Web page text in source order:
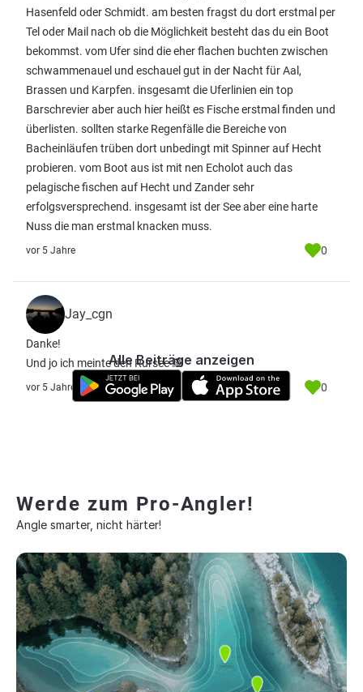
Hasenfeld oder Schmidt. am besten fragst du dort erstmal per
Tel oder Mail nach ob die Möglichkeit besteht das du ein Boot
bekommst. vom Ufer sind die eher flachen buchten zwischen
schwammenauel und eschauel gut in der Nacht für Aal,
Brassen und Karpfen. insgesamt die Uferlinien ein top
Barschrevier aber auch hier heißt es Fische erstmal finden und
überlisten. sollten starke Regenfälle die Bereiche von
Bacheinläufen trüben dort unbedingt mit Spinner auf Hecht
probieren. vom Boot aus ist mit nen Echolot auch das
pelagische fischen auf Hecht und Zander sehr
erfolgsversprechend. insgesamt ist der See aber eine harte
Nuss die man erstmal knacken muss.
vor 5 Jahre 0
Jay_cgn
Danke!
Und jo ich meinte den Rursee 🙈
vor 5 Jahre 0
Alle Beiträge anzeigen
Werde zum Pro-Angler!
Angle smarter, nicht härter!